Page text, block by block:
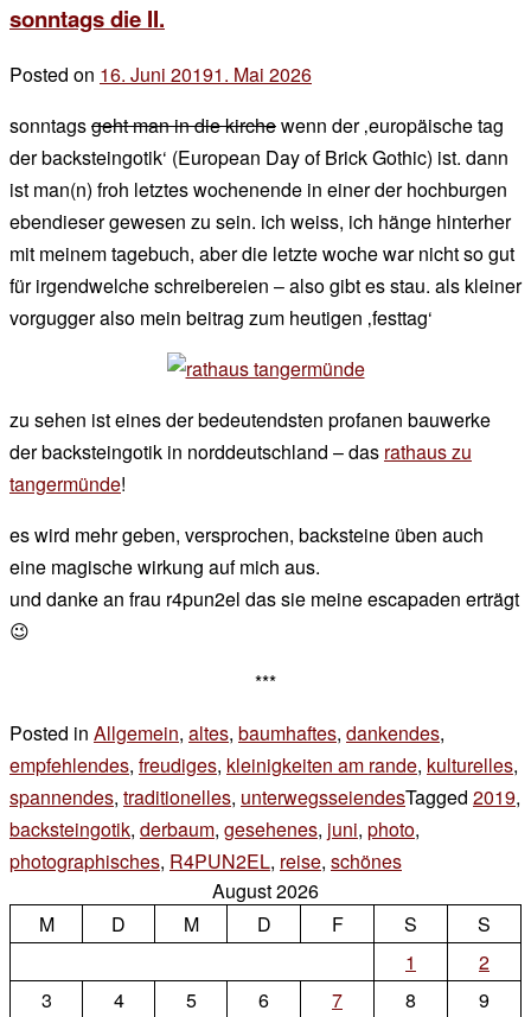
sonntags die II.
Posted on 16. Juni 20191. Mai 2026
chef
sonntagsgeht man in die kirchewenn der ‚europäische tag
der backsteingotik‘ (European Day of Brick Gothic) ist. dann
ist man(n) froh letztes wochenende in einer der hochburgen
ebendieser gewesen zu sein. ich weiss, ich hänge hinterher
mit meinem tagebuch, aber die letzte woche war nicht so gut
für irgendwelche schreibereien – also gibt es stau. als kleiner
vorgugger also mein beitrag zum heutigen ‚festtag‘
zu sehen ist eines der bedeutendsten profanen bauwerke
der backsteingotik in norddeutschland – das rathaus zu
tangermünde!
es wird mehr geben, versprochen, backsteine üben auch
eine magische wirkung auf mich aus.
und danke an frau r4pun2el das sie meine escapaden erträgt
😉
***
Posted in Allgemein, altes, baumhaftes, dankendes,
empfehlendes, freudiges, kleinigkeiten am rande, kulturelles,
spannendes, traditionelles, unterwegsseiendesTagged 2019,
backsteingotik, derbaum, gesehenes, juni, photo,
photographisches, R4PUN2EL, reise, schönes
sonntags
die
II.
August 2026
M
D M D F S
S
1
2
3
4 5 6 7 8
9